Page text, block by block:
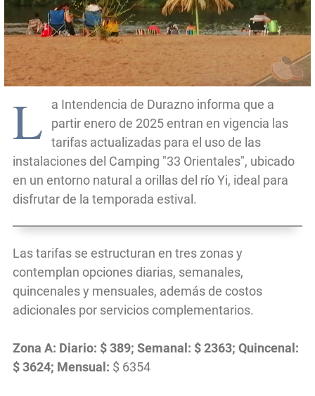
L
a Intendencia de Durazno informa que a
partir enero de 2025 entran en vigencia las
tarifas actualizadas para el uso de las
instalaciones del Camping "33 Orientales", ubicado
en un entorno natural a orillas del río Yi, ideal para
disfrutar de la temporada estival.
Las tarifas se estructuran en tres zonas y
contemplan opciones diarias, semanales,
quincenales y mensuales, además de costos
adicionales por servicios complementarios.
Zona A: Diario: $ 389; Semanal: $ 2363; Quincenal:
$ 3624; Mensual: $ 6354